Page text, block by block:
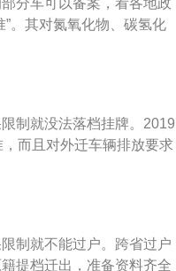
分车可以备案，看各地政
。其对氮氧化物、碳氢化
标准更加严格。如果跨省
地的车管所申请换挡，换
车牌；为车辆购买交强险
后即可入户；考试通过
线。年检合格后，去车管
了。
制就没法落档挂牌。2019
而且对外迁车辆排放要求
车排放标准是指从汽车废
年1月1日起，北京将对机
，则正式实施欧洲III号标
制就不能过户。跨省过户
提档迁出，准备资料齐全